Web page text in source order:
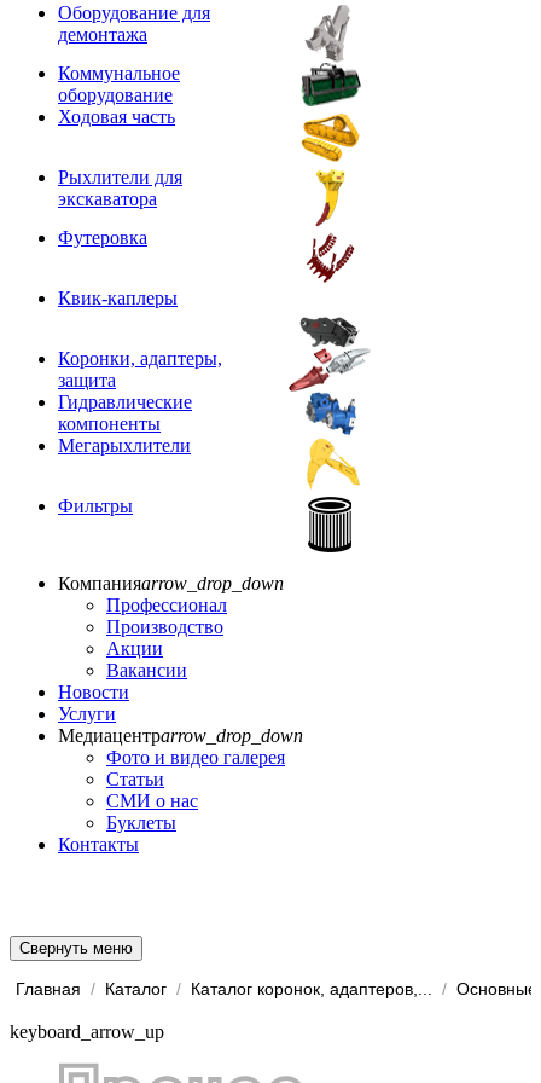
Оборудование для
демонтажа
Коммунальное
оборудование
Ходовая часть
Рыхлители для
экскаватора
Футеровка
Квик-каплеры
Коронки, адаптеры,
защита
Гидравлические
компоненты
Мегарыхлители
Фильтры
Компанияarrow_drop_down
Профессионал
Производство
Акции
Вакансии
Новости
Услуги
Медиацентрarrow_drop_down
Фото и видео галерея
Статьи
СМИ о нас
Буклеты
Контакты
Свернуть меню
Главная / Каталог / Каталог коронок, адаптеров,... / Основные
keyboard_arrow_up